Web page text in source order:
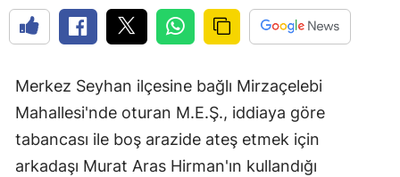
Merkez Seyhan ilçesine bağlı Mirzaçelebi
Mahallesi'nde oturan M.E.Ş., iddiaya göre
tabancası ile boş arazide ateş etmek için
arkadaşı Murat Aras Hirman'ın kullandığı